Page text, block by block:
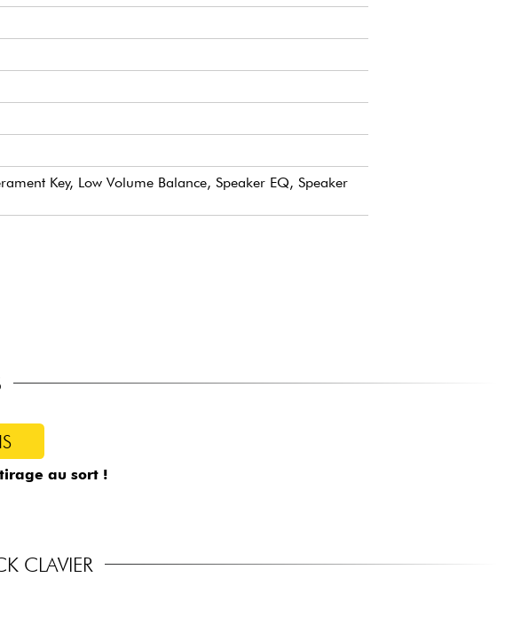
Key, Low Volume Balance, Speaker EQ, Speaker
au sort !
CLAVIER